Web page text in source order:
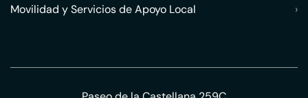
Movilidad y Servicios de Apoyo Local
›